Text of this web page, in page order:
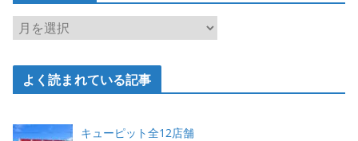
ー
ア
ー
カ
よく読まれている記事
キューピット全12店舗